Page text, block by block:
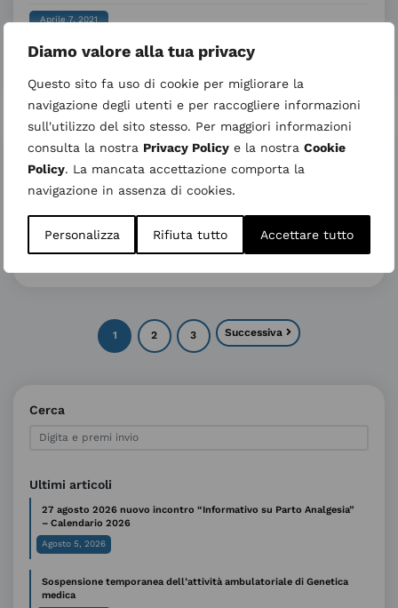
Diamo valore alla tua privacy
Questo sito fa uso di cookie per migliorare la
navigazione degli utenti e per raccogliere informazioni
sull'utilizzo del sito stesso. Per maggiori informazioni
consulta la nostra Privacy Policy e la nostra Cookie
Policy. La mancata accettazione comporta la
navigazione in assenza di cookies.
Personalizza Rifiuta tutto Accettare tutto
Aprile 7, 2021
n. 17 – Ottobre 2009
Continua a leggere
1 2 3 Successiva
Cerca
Ultimi articoli
27 agosto 2026 nuovo incontro “Informativo su Parto Analgesia”
– Calendario 2026
Agosto 5, 2026
Sospensione temporanea dell’attività ambulatoriale di Genetica
medica